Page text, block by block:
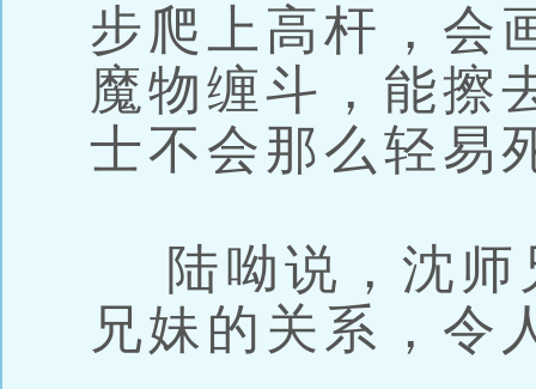
步爬上高杆，会
魔物缠斗，能擦
士不会那么轻易
陆呦说，沈师
兄妹的关系，令